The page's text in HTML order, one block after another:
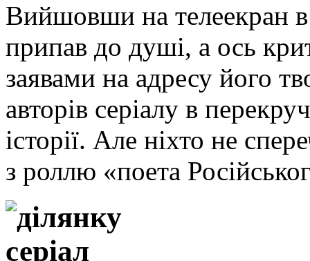
Вийшовши на телеекран в
припав до душі, а ось
заявами на адресу його
авторів серіалу в
історії. Але ніхто не
з роллю «поета